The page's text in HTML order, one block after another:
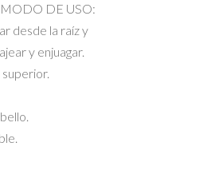
DE USO:
desde la raíz y
y enjuagar.